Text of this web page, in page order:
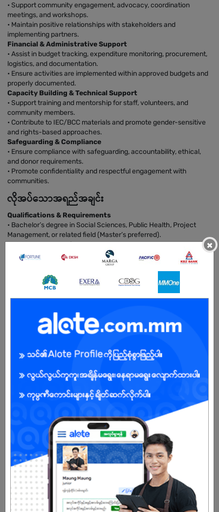
• Support community engagement, advocacy, coordination
meetings, and workshops.
• Maintain positive relationships with stakeholders and
implementing partners.
Financial & Administrative Support
• Assist in budget tracking, expenditure monitoring, procurement,
logistics, and documentation.
• Ensure activities are implemented within approved budgets and
properly documented.
Capacity Building & Technical Support
• Support training and mentorship for staff, volunteers, and
community members.
• Contribute to IEC/BCC materials and promote gender-sensitive
and rights-based approaches.
Safeguarding & Compliance
• Ensure compliance with safeguarding, accountability, ethical,
and donor requirements.
• Promote confidentiality and respectful engagement with
communities.
လိုအပ်သောအရည်အချင်း
Qualifications & Requirements
• Bachelor’s degree in Social Sciences, Public Health, Project
Management, or related field (Master’s preferred).
• Minimum 2 years of experience in livelihood, SRHR, community
development, or humanitarian projects.
• Knowledge of livelihood recovery, SRHR programming, and
community mobilization.
• Strong communication, coordination, and reporting skills.
• Ability to work with local authorities, NGOs, and donors.
• Proficient in Microsoft Word, Excel, and PowerPoint.
• Flexible, culturally sensitive, and willing to travel to project areas.
Skills & Competencies
• Ability to work under pressure and meet deadlines.
• Teamwork, leadership potential, and commitment to
organizational values.
အကျိုးအမြတ်
- ဆွဲဆောင်မှုရှိသော လစာ
- စွမ်းဆောင်ရည်အတွက်ဆုလာဘ်များ
×